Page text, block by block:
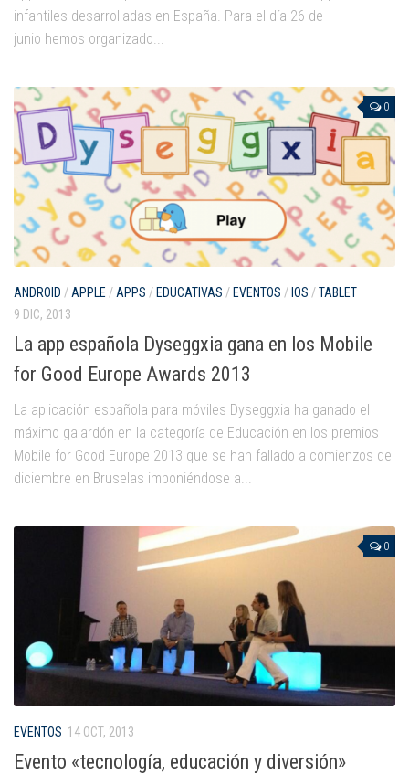
infantiles desarrolladas en España. Para el día 26 de
junio hemos organizado...
0
ANDROID / APPLE / APPS / EDUCATIVAS / EVENTOS / IOS /TABLET
9 DIC, 2013
La app española Dyseggxia gana en los Mobile
for Good Europe Awards 2013
La aplicación española para móviles Dyseggxia ha ganado el
máximo galardón en la categoría de Educación en los premios
Mobile for Good Europe 2013 que se han fallado a comienzos de
diciembre en Bruselas imponiéndose a...
0
EVENTOS 14 OCT, 2013
Evento «tecnología, educación y diversión»